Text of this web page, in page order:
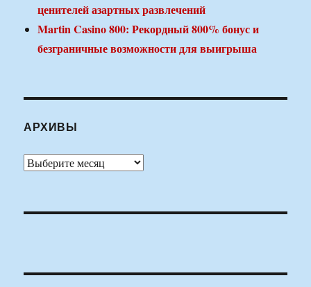
ценителей азартных развлечений
Martin Casino 800: Рекордный 800% бонус и
безграничные возможности для выигрыша
АРХИВЫ
Архивы